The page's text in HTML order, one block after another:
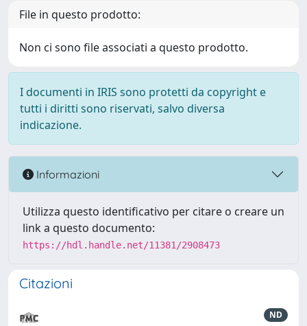
File in questo prodotto:
Non ci sono file associati a questo prodotto.
I documenti in IRIS sono protetti da copyright e
tutti i diritti sono riservati, salvo diversa
indicazione.
Informazioni
Utilizza questo identificativo per citare o creare un
link a questo documento:
https://hdl.handle.net/11381/2908473
Citazioni
ND